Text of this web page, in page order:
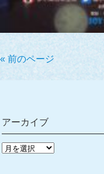
« 前のページ
アーカイブ
ア